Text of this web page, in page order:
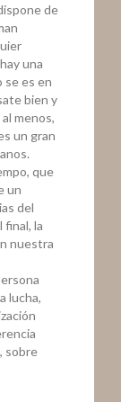
de
una
se es en
bien y
menos,
un gran
que
un
del
la
nuestra
lucha,
sobre